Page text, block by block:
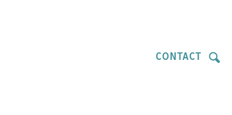
CONTACT